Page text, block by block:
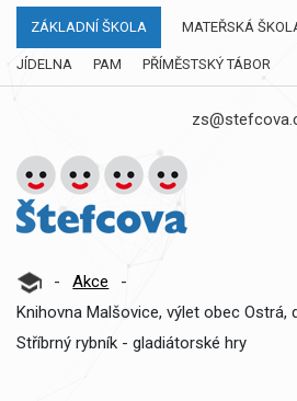
ZÁKLADNÍ ŠKOLA MATEŘSKÁ
JÍDELNA PAM PŘÍMĚSTSKÝ TÁBOR
- Akce
-
Knihovna Malšovice, výlet obec Ostrá,
Stříbrný rybník - gladiátorské hry